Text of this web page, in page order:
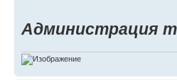
Администрация